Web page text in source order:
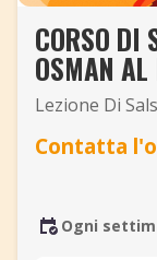
Glossario della
TuneTempo
CORSO DI
OSMAN
Lezione Di
Contatta
Ogni